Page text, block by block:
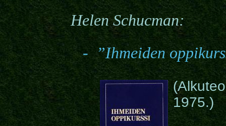
Helen Schucman:
-”Ihmeiden
1975.)